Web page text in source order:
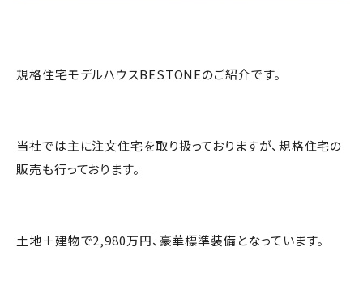
規格住宅モデルハウスBESTONEのご紹介です。
当社では主に注文住宅を取り扱っておりますが、規格住宅の
販売も行っております。
土地＋建物で2,980万円、豪華標準装備となっています。